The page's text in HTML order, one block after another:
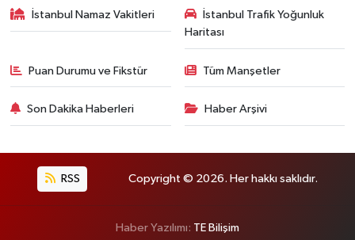
İstanbul Namaz Vakitleri
İstanbul Trafik Yoğunluk
Haritası
Puan Durumu ve Fikstür Tüm Manşetler
Son Dakika Haberleri Haber Arşivi
RSS Copyright © 2026. Her hakkı saklıdır.
Haber Yazılımı: TE Bilişim